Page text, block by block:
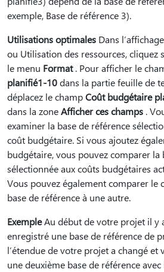
exemple, Base de référence 3).
Utilisations optimales Dans
ou Utilisation des ressources, cliquez
le menu Format. Pour afficher le
planifié1-10dans la partie feuille de
déplacez le champCoût budgétaire
dans la zoneAfficher ces champs .
examiner la base de référence
coût budgétaire. Si vous ajoutez
budgétaire, vous pouvez comparer la
sélectionnée aux coûts budgétaires
Vous pouvez également comparer le
base de référence à une autre.
ExempleAu début de votre projet il y
enregistré une base de référence de
l’étendue de votre projet a changé et
une deuxième base de référence